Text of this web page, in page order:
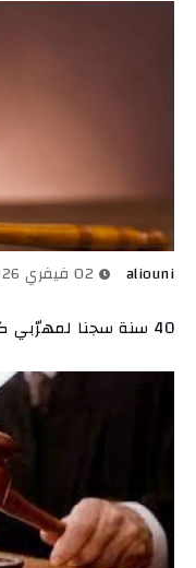
aliouni
40 سنة سجنا لمهرّبي كوكايين عبر ميناء حلق الوادي